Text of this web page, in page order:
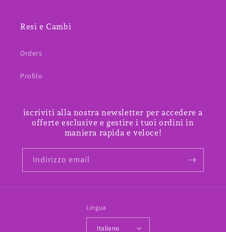
Resi e Cambi
Orders
Profilo
iscriviti alla nostra newsletter per accedere a
offerte esclusive e gestire i tuoi ordini in
maniera rapida e veloce!
Indirizzo email
Lingua
Italiano